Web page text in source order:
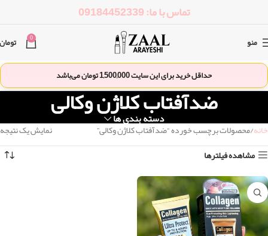
تماس با ما: 09184452339
منو 0 تومان
حداقل خرید برای این سایت1,500,000تومان می‌باشد
ضدآفتاب کلاژن وکالی
دسته بندی ها
خانه محصولات برچسب خورده “ضدآفتاب کلاژن وکالی”
نمایش یک نتیجه
مشاهده فیلترها